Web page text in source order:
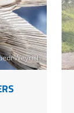
Weyrich